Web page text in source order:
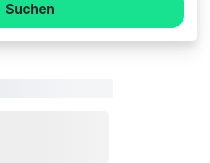
Suchen